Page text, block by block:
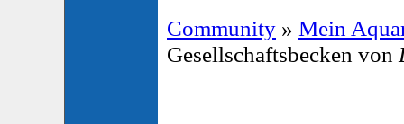
Community » Mein
Gesellschaftsbecken von